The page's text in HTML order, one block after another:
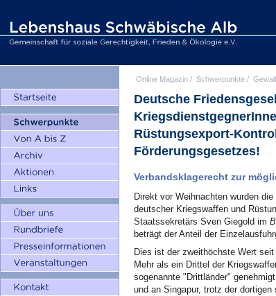
Online Magazin / Schwerpunkte /
Deutsche
Rüstungsexport-
Förderungsgesetzes!
Verbandsklagerecht zur
Direkt vor Weihnachten wurden
deutscher Kriegswaffen und
Staatssekretärs Sven Giegold im
beträgt der Anteil der
Dies ist der zweithöchste Wert
Mehr als ein Drittel der
sogenannte "Drittländer"
und an Singapur, trotz der